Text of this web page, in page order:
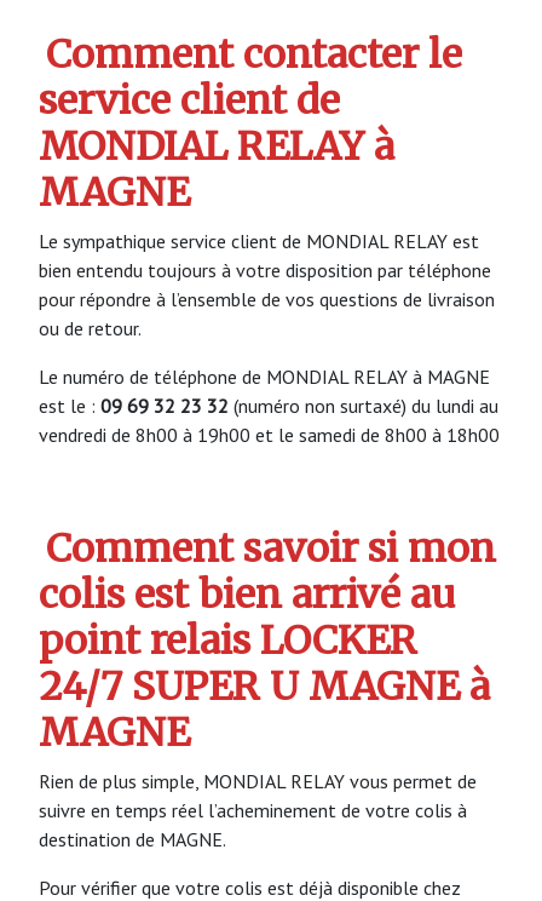
Comment contacter le
service client de
MONDIAL RELAY à
MAGNE
Le sympathique service client de MONDIAL RELAY est
bien entendu toujours à votre disposition par téléphone
pour répondre à l’ensemble de vos questions de livraison
ou de retour.
Le numéro de téléphone de MONDIAL RELAY à MAGNE
est le : 09 69 32 23 32 (numéro non surtaxé) du lundi au
vendredi de 8h00 à 19h00 et le samedi de 8h00 à 18h00
Comment savoir si mon
colis est bien arrivé au
point relais LOCKER
24/7 SUPER U MAGNE à
MAGNE
Rien de plus simple, MONDIAL RELAY vous permet de
suivre en temps réel l’acheminement de votre colis à
destination de MAGNE.
Pour vérifier que votre colis est déjà disponible chez